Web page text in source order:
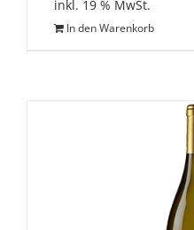
inkl. 19 % MwSt.
In den Warenkorb